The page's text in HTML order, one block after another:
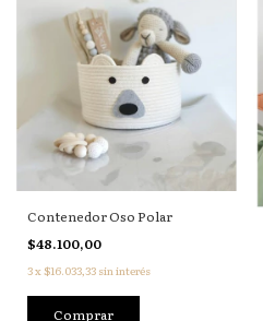
Contenedor Oso Polar
$48.100,00
3x $16.033,33 sin interés
Comprar